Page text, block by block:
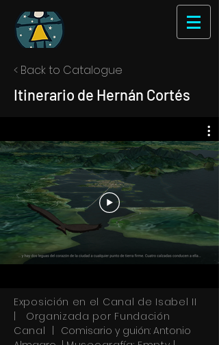
< Back to Catalogue
Itinerario de Hernán Cortés
Exposición en el Canal de Isabel II
| Organizada por Fundación
Canal | Comisario y guión: Antonio